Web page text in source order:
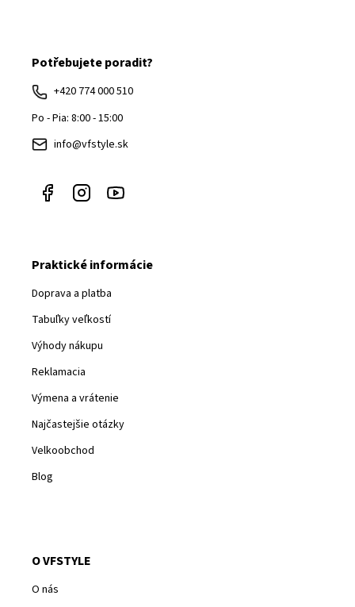
Potřebujete poradit?
+420 774 000 510
Po - Pia: 8:00 - 15:00
info@vfstyle.sk
Praktické informácie
Doprava a platba
Tabuľky veľkostí
Výhody nákupu
Reklamacia
Výmena a vrátenie
Najčastejšie otázky
Velkoobchod
Blog
O VFSTYLE
O nás